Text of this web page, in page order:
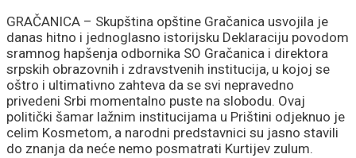
GRAČANICA – Skupština opštine Gračanica usvojila je
danas hitno i jednoglasno istorijsku Deklaraciju povodom
sramnog hapšenja odbornika SO Gračanica i direktora
srpskih obrazovnih i zdravstvenih institucija, u kojoj se
oštro i ultimativno zahteva da se svi nepravedno
privedeni Srbi momentalno puste na slobodu. Ovaj
politički šamar lažnim institucijama u Prištini odjeknuo je
celim Kosmetom, a narodni predstavnici su jasno stavili
do znanja da neće nemo posmatrati Kurtijev zulum.